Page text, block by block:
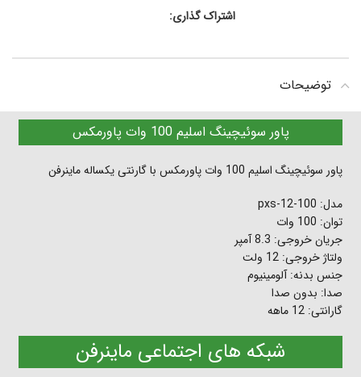
اشتراک گذاری:
توضیحات
پاور سوئیچینگ اسلیم 100 وات پاورمکس
پاور سوئیچینگ اسلیم 100 وات پاورمکس با گارنتی یکساله ماینرفن
مدل: pxs-12-100
توان: 100 وات
جریان خروجی: 8.3 آمپر
ولتاژ خروجی: 12 ولت
جنس بدنه: آلومینیوم
صدا: بدون صدا
گارانتی: 12 ماهه
شبکه های اجتماعی ماینرفن